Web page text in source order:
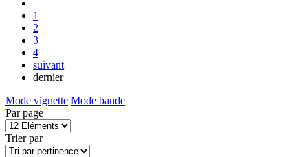
1
2
3
4
suivant
dernier
Mode vignette Mode bande
Par page
Trier par